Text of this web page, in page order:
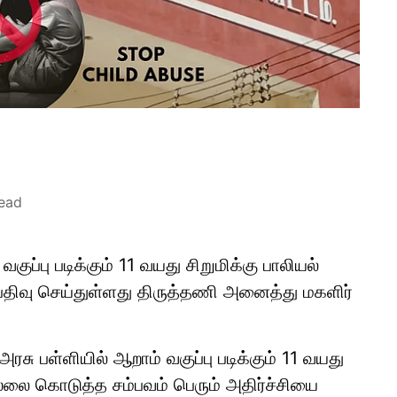
படிக்கும் 11 வயது சிறுமிக்கு பாலியல்
செய்துள்ளது திருத்தணி அனைத்து மகளிர்
பள்ளியில் ஆறாம் வகுப்பு படிக்கும் 11 வயது
கொடுத்த சம்பவம் பெரும் அதிர்ச்சியை